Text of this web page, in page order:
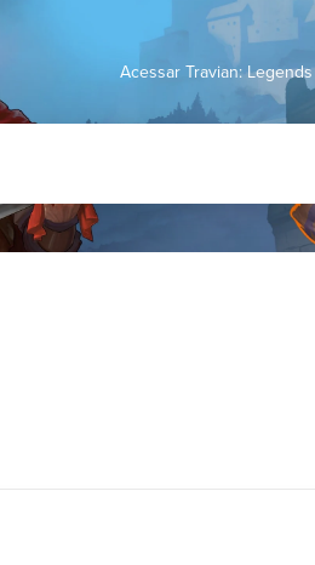
Acessar Travian: Legends